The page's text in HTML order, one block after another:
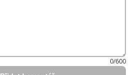
0/600